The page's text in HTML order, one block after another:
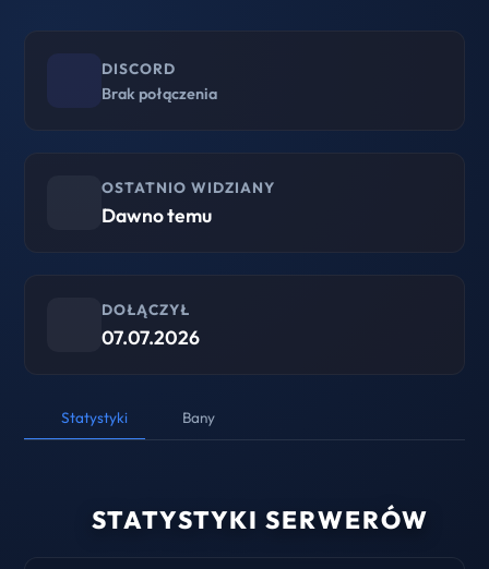
DISCORD
Brak połączenia
OSTATNIO WIDZIANY
Dawno temu
DOŁĄCZYŁ
07.07.2026
Statystyki Bany
STATYSTYKI SERWERÓW